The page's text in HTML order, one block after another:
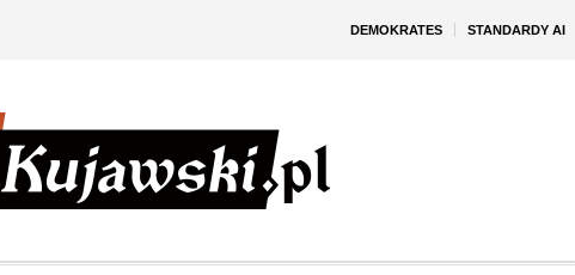
DEMOKRATES STANDARDY AI